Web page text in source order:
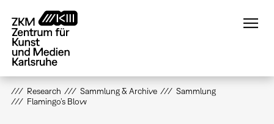
zum
Inhalt
Research Sammlung & Archive
Sammlung
Flamingo’s Blow